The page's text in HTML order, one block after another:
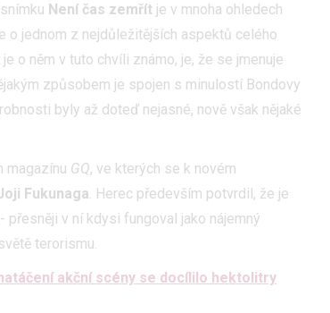
Není čas zemřít je v mnoha ohledech
o jednom z nejdůležitějších aspektů celého
o něm v tuto chvíli známo, je, že se jmenuje
způsobem je spojen s minulostí Bondovy
byly až doteď nejasné, nově však nějaké
magazínu GQ, ve kterých se k novém
Fukunaga. Herec především potvrdil, že je
v ní kdysi fungoval jako nájemný
terorismu.
akční scény se docílilo hektolitry